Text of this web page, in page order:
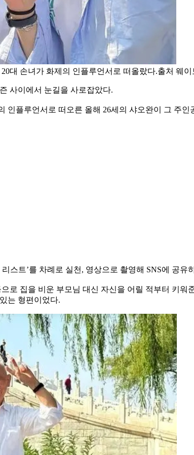
대 손녀가 화제의 인플루언서로 떠올랐다.출처 웨이
사이에서 눈길을 사로잡았다.
인플루언서로 떠오른 올해 26세의 샤오완이 그 주인
스트’를 차례로 실천, 영상으로 촬영해 SNS에 공
로 집을 비운 부모님 대신 자신을 어릴 적부터 키
는 형편이었다.